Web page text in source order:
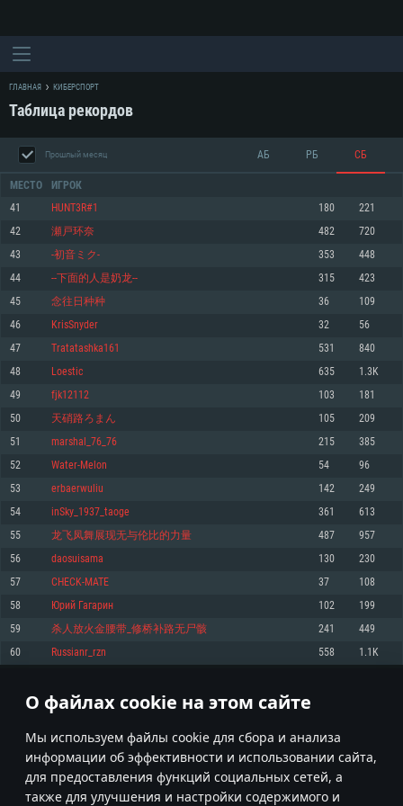
О файлах cookie на этом сайте
Мы используем файлы cookie для сбора и анализа
информации об эффективности и использовании сайта,
для предоставления функций социальных сетей, а
также для улучшения и настройки содержимого и
Для PC
Для Mac
Минимальные
Процессор: Dual-Core 2.2 GHz
NVIDIA GeForce GTX 660. Минимальное поддерживаемое разрешение –
Сеть: Широкополосное подключение к Интернету
Место на жестком диске: 23.1 Гб
Рекомендуемые
ОС: Windows 10/11 (64bit)
Процессор: Intel Core i5 или Ryzen 5 3600 и выше
Оперативная память: 16 ГБ
Видеокарта с поддержкой DirectX 11 и выше: Nvidia GeForce 1060 и
выше, Radeon RX 570 и выше
Место на жестком диске: 75.9 Гб
Минимальные
Процессор: Core i5, минимум 2.2GHz (Intel Xeon не поддерживается)
AMD/Nvidia для Mac (минимальное поддерживаемое разрешение –
720p) с поддержкой Metal
Место на жестком диске: 23.1 Гб
Рекомендуемые
Место на жестком диске: 75.9 Гб
Минимальные
Процессор: Dual-Core 2.4 ГГц
драйверами (не старее 6 месяцев) / соответствующая серия AMD
Radeon со свежими проприетарными драйверами (не старее 6
месяцев, минимальное поддерживаемое разрешение - 720p) с
поддержкой Vulkan
Место на жестком диске: 23.1 Гб
Рекомендуемые
Видеокарта: NVIDIA GeForce 1060 со свежими проприетарными
проприетарными драйверами (не старее 6 месяцев) с поддержкой
Vulkan
Место на жестком диске: 75.9 Гб
ГЛАВНАЯ КИБЕРСПОРТ
Таблица рекордов
Прошлый месяц АБ РБ СБ
МЕСТО ИГРОК
41 HUNT3R#1 180 221
42 瀬戸环奈 482 720
43 -初音ミク- 353 448
44 --下面的人是奶龙-- 315 423
45 念往日种种 36 109
46 KrisSnyder 32 56
47 Tratatashka161 531 840
48 Loestic 635 1.3K
49 fjk12112 103 181
50 天硝路ろまん 105 209
51 marshal_76_76 215 385
52 Water-Melon 54 96
53 erbaerwuliu 142 249
54 inSky_1937_taoge 361 613
55 龙飞凤舞展现无与伦比的力量 487 957
56 daosuisama 130 230
57 CHECK-MATE 37 108
58 Юрий Гагарин 102 199
59 杀人放火金腰带_修桥补路无尸骸 241 449
60 Russianr_rzn 558 1.1K
* Таблица рекордов обновляется раз в день
2 3 4 103